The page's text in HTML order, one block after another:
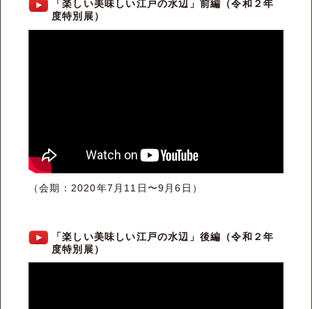
「楽しい美味しい江戸の水辺」前編（令和２年
度特別展）
（会期：2020年7月11日〜9月6日）
「楽しい美味しい江戸の水辺」後編（令和２年
度特別展）